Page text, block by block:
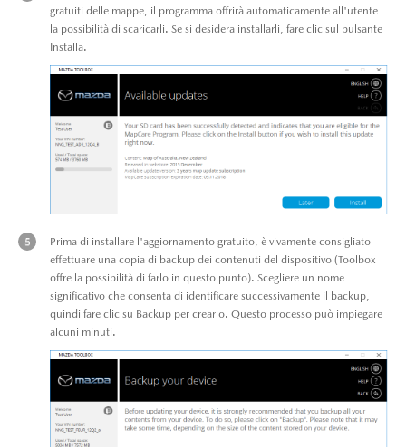
gratuiti delle mappe, il programma offrirà automaticamente all'utente
la possibilità di scaricarli. Se si desidera installarli, fare clic sul pulsante
Installa.
Prima di installare l'aggiornamento gratuito, è vivamente consigliato
effettuare una copia di backup dei contenuti del dispositivo (Toolbox
offre la possibilità di farlo in questo punto). Scegliere un nome
significativo che consenta di identificare successivamente il backup,
quindi fare clic su Backup per crearlo. Questo processo può impiegare
alcuni minuti.